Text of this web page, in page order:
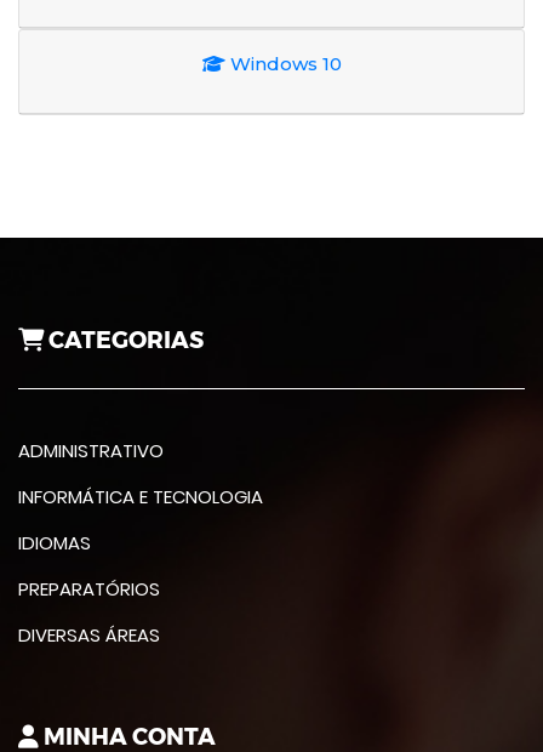
Windows 10
CATEGORIAS
ADMINISTRATIVO
INFORMÁTICA E TECNOLOGIA
IDIOMAS
PREPARATÓRIOS
DIVERSAS ÁREAS
MINHA CONTA